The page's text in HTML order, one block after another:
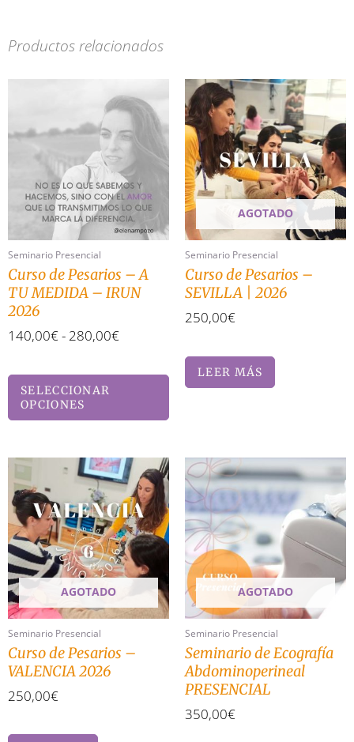
Productos relacionados
Seminario Presencial
Curso de Pesarios – A
TU MEDIDA – IRUN
2026
140,00€- 280,00€
de
precios:
desde
140,00€
hasta
280,00€
SELECCIONAR
OPCIONES
Este
producto
tiene
múltiples
variantes.
Las
opciones
elegir
página
producto
AGOTADO
Seminario Presencial
Curso de Pesarios –
SEVILLA | 2026
250,00€
LEER MÁS
AGOTADO
Seminario Presencial
Curso de Pesarios –
VALENCIA 2026
250,00€
AGOTADO
Seminario Presencial
Seminario de Ecografía
Abdominoperineal
PRESENCIAL
350,00€